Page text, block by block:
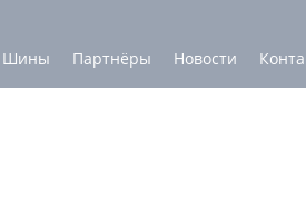
Шины Партнёры Новости